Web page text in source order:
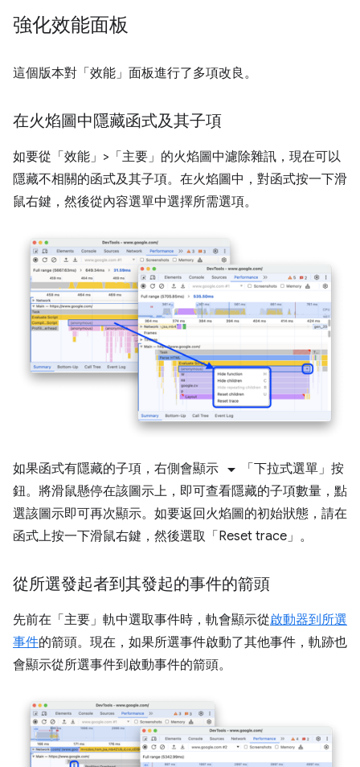
強化效能面板
這個版本對「效能」 面板進行了多項改良。
在火焰圖中隱藏函式及其子項
如要從「效能」>「主要」 的火焰圖中濾除雜訊，現在可以
隱藏不相關的函式及其子項。在火焰圖中，對函式按一下滑
鼠右鍵，然後從內容選單中選擇所需選項。
如果函式有隱藏的子項，右側會顯示 arrow_drop_down 「下拉式選單」 按
鈕。將滑鼠懸停在該圖示上，即可查看隱藏的子項數量，點
選該圖示即可再次顯示。如要返回火焰圖的初始狀態，請在
函式上按一下滑鼠右鍵，然後選取「Reset trace」 。
從所選發起者到其發起的事件的箭頭
先前在「主要」 軌中選取事件時，軌會顯示從啟動器到所選
事件的箭頭。現在，如果所選事件啟動了其他事件，軌跡也
會顯示從所選事件到啟動事件的箭頭。